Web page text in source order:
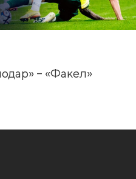
– «Факел»